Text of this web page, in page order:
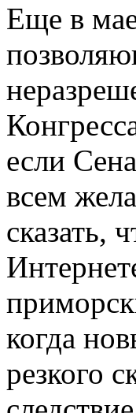
Еще в
если
всем
сказать,
когда
резкого